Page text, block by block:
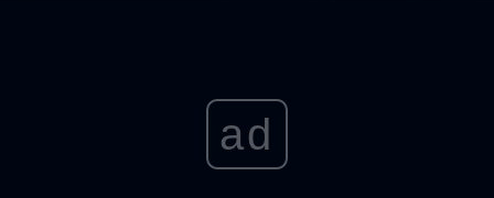
ad